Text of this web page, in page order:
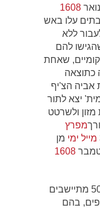
1608
אך הבתים עלו באש
ללא
להם
שאחת
אביה הצ'יף
יצא לתור
ולשרטט
מפרץ
מייל ימי מן
1608
באפריל 1608 הגיעה אספקה ו-50 מתיישבים
הגיעו 70 נוספים, בהם